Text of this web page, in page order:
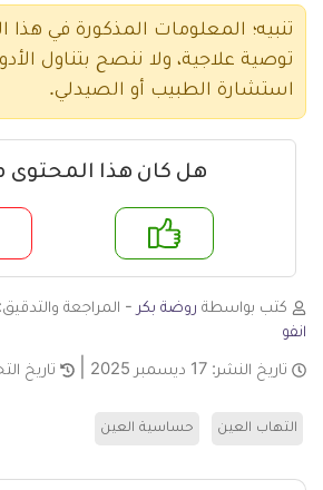
تنبيه؛ المعلومات المذكورة في هذا
توصية علاجية، ولا ننصح بتناول
استشارة الطبيب أو الصيدلي.
هل كان هذا المحتوى
لا
كتب بواسطة روضة بكر - المراجعة والتدقيق:
انفو
تاريخ النشر: 17 ديسمبر 2025 تاريخ
التهاب العين حساسية العين